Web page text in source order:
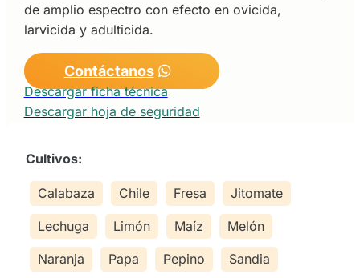
de amplio espectro con efecto en ovicida,
larvicida y adulticida.
Contáctanos
Descargar ficha técnica
Descargar hoja de seguridad
Cultivos:
Calabaza Chile Fresa Jitomate
Lechuga Limón Maíz Melón
Naranja Papa Pepino Sandia